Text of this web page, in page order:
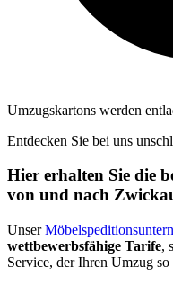
Umzugskartons werden
Entdecken Sie bei uns
Hier erhalten Sie die
von und nach
Unser
wettbewerbsfähige Tarife,
Service, der Ihren Umzug